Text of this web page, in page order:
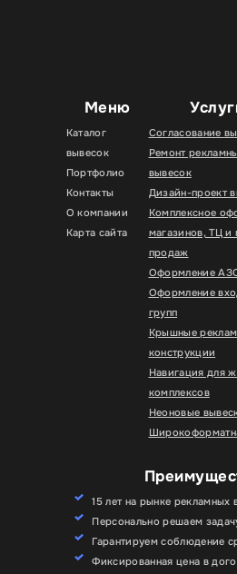
Меню
Каталог
вывесок
Портфолио
Контакты
О компании
Карта сайта
Согласование
Ремонт
вывесок
Дизайн-проект
Комплексное
магазинов, ТЦ и
продаж
Оформление
Оформление
групп
Крышные
конструкции
Навигация для
комплексов
Неоновые
15 лет на рынке рекламных
Персонально решаем
Гарантируем соблюдение
Фиксированная цена в